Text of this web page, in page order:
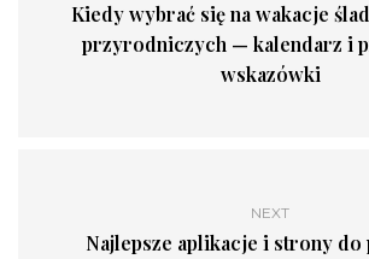
Kiedy wybrać się na wakacje
przyrodniczych — kalendarz i
wskazówki
NEXT
Najlepsze aplikacje i strony